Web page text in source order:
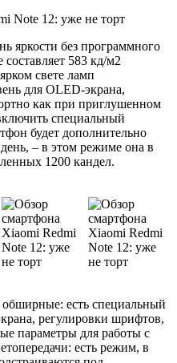
яркости без программного
583 кд/м2
свете ламп
для OLED-экрана,
как при приглушенном
специальный
будет дополнительно
– в этом режиме она в
1200 кандел.
есть специальный
регулировки шрифтов,
параметры для работы с
есть режим, в